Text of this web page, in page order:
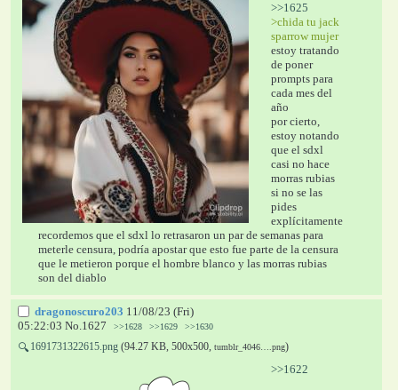
>>1625
>chida tu jack
sparrow mujer
estoy tratando
de poner
prompts para
cada mes del
año
por cierto,
estoy notando
que el sdxl
casi no hace
morras rubias
si no se las
pides
explícitamente
recordemos que el sdxl lo retrasaron un par de semanas para
meterle censura, podría apostar que esto fue parte de la censura
que le metieron porque el hombre blanco y las morras rubias
son del diablo
dragonoscuro203 11/08/23 (Fri)
05:22:03 No.1627 >>1628 >>1629 >>1630
🔍 1691731322615.png (94.27 KB, 500x500, tumblr_4046….png)
>>1622